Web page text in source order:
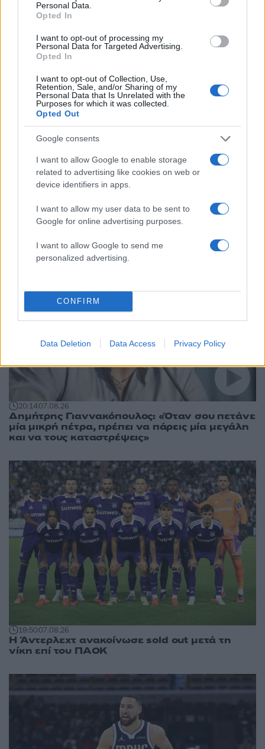
Personal Data.
Opted In
I want to opt-out of processing my
Personal Data for Targeted Advertising.
Opted In
I want to opt-out of Collection, Use,
Retention, Sale, and/or Sharing of my
Personal Data that Is Unrelated with the
Purposes for which it was collected.
Opted Out
Google consents
I want to allow Google to enable storage
related to advertising like cookies on web or
device identifiers in apps.
I want to allow my user data to be sent to
Google for online advertising purposes.
I want to allow Google to send me
personalized advertising.
CONFIRM
Data Deletion Data Access Privacy Policy
Marfin: Η 46χρονη πήρε προθεσμία για
να απολογηθεί την Τρίτη – «Είναι αθώα,
100.000 άτομα»
Μεταφορές χρημάτων: Πότε μπορεί να
φόρος – Τι ισχυεί για τις γονικές παροχές
Το πολωμένο μελτέμι που τροφοδότησε
τις φωτιές σε Αττική και Βοιωτία: «Από τα
ισχυρότερα επεισόδια των τελευταίων 50
χρόνων»
Περισσότερα άρθρα
20:1407.08.26
Δημήτρης Γιαννακόπουλος: «Όταν σου πετάνε
μία μικρή πέτρα, πρέπει να πάρεις μία μεγάλη
και να τους καταστρέψεις»
19:5007.08.26
Η Άντερλεχτ ανακοίνωσε sold out μετά τη
νίκη επί του ΠΑΟΚ